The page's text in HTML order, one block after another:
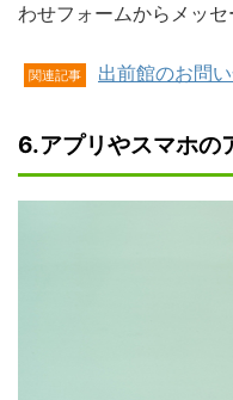
わせフォームからメッセ
関連記事 出前館のお問
6.アプリやスマホの